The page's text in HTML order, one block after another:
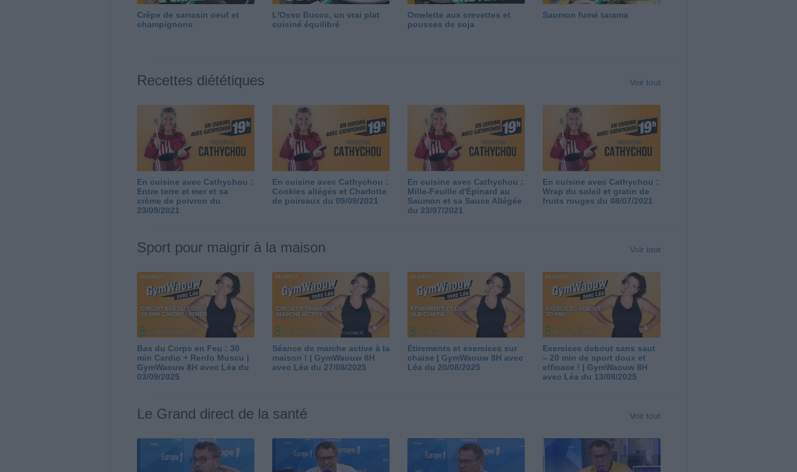
Crêpe de sarrasin oeuf et
champignons
L'Osso Bucco, un vrai plat
cuisiné équilibré
Omelette aux crevettes et
pousses de soja
Saumon fumé tarama
Recettes diététiques Voir tout
En cuisine avec Cathychou :
Entre terre et mer et sa
crème de poivron du
23/09/2021
En cuisine avec Cathychou :
Cookies allégés et Charlotte
de poireaux du 09/09/2021
En cuisine avec Cathychou :
Mille-Feuille d'Épinard au
Saumon et sa Sauce Allégée
du 23/07/2021
En cuisine avec Cathychou :
Wrap du soleil et gratin de
fruits rouges du 08/07/2021
Sport pour maigrir à la maison Voir tout
Bas du Corps en Feu : 30
min Cardio + Renfo Muscu |
GymWaouw 8H avec Léa du
03/09/2025
Séance de marche active à la
maison ! | GymWaouw 8H
avec Léa du 27/08/2025
Étirements et exercices sur
chaise | GymWaouw 8H avec
Léa du 20/08/2025
Exercices debout sans saut
– 20 min de sport doux et
efficace ! | GymWaouw 8H
avec Léa du 13/08/2025
Le Grand direct de la santé Voir tout